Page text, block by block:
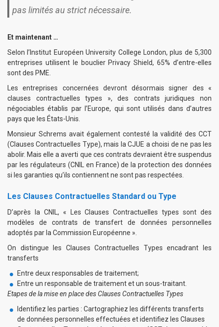
pas limités au strict nécessaire.
Et maintenant …
Selon l’ Institut Européen University College London, plus de 5,300
entreprises utilisent le bouclier Privacy Shield, 65% d’entre-elles
sont des PME.
Les entreprises concernées devront désormais signer des «
clauses contractuelles types », des contrats juridiques non
négociables établis par l’Europe, qui sont utilisés dans d’autres
pays que les États-Unis.
Monsieur Schrems avait également contesté la validité des CCT
(Clauses Contractuelles Type), mais la CJUE a choisi de ne pas les
abolir. Mais elle a averti que ces contrats devraient être suspendus
par les régulateurs (CNIL en France) de la protection des données
si les garanties qu’ils contiennent ne sont pas respectées.
Les Clauses Contractuelles Standard ou Type
D’après la CNIL , « Les Clauses Contractuelles types sont des
modèles de contrats de transfert de données personnelles
adoptés par la Commission Européenne ».
On distingue les Clauses Contractuelles Types encadrant les
transferts
Entre deux responsables de traitement;
Entre un responsable de traitement et un sous-traitant.
Etapes de la mise en place des Clauses Contractuelles Types
Identifiez les parties : Cartographiez les différents transferts
de données personnelles effectuées et identifiez les Clauses